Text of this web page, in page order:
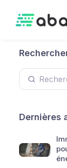
Dernières